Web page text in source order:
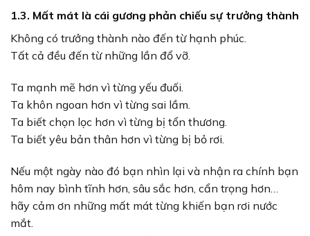
1.3. Mất mát là cái gương phản chiếu sự trưởng thành
Không có trưởng thành nào đến từ hạnh phúc.
Tất cả đều đến từ những lần đổ vỡ.
Ta mạnh mẽ hơn vì từng yếu đuối.
Ta khôn ngoan hơn vì từng sai lầm.
Ta biết chọn lọc hơn vì từng bị tổn thương.
Ta biết yêu bản thân hơn vì từng bị bỏ rơi.
Nếu một ngày nào đó bạn nhìn lại và nhận ra chính bạn
hôm nay bình tĩnh hơn, sâu sắc hơn, cẩn trọng hơn…
hãy cảm ơn những mất mát từng khiến bạn rơi nước
mắt.